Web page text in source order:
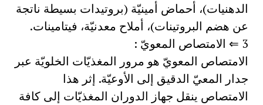
الدهنيات)، أحماض أمينيّة (بروتيدات بسيطة ناتجة
عن هضم البروتينات)، أملاح معدنيّة، فيتامينات.
3 ⇐ الامتصاص المعويّ :
الامتصاص المعويّ هو مرور المغذيّات الخلويّة عبر
جدار المعيّ الدقيق إلى الأوعيّة. إثر هذا
الامتصاص ينقل جهاز الدوران المغذيّات إلى كافة